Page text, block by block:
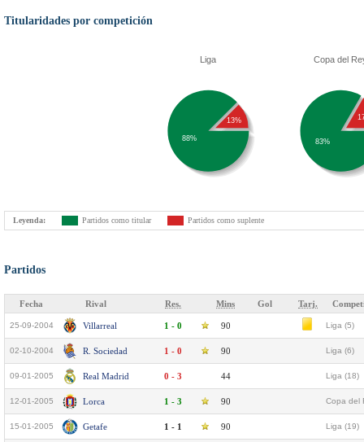
Titularidades por competición
Liga
88%
13%
Copa del
83%
Leyenda: Partidos como titular Partidos como suplente
Partidos
Fecha Rival Res. Mins Gol Tarj.
25-09-2004 Villarreal 1 - 0 90 Liga (5)
02-10-2004 R. Sociedad 1 - 0 90 Liga (6)
09-01-2005 Real Madrid 0 - 3 44 Liga (18)
12-01-2005 Lorca 1 - 3 90 Copa del
15-01-2005 Getafe 1 - 1 90 Liga (19)